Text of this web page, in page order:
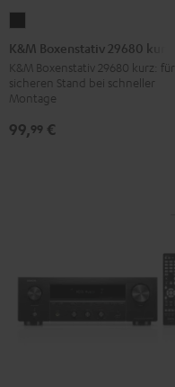
Boxenstativ
29680
kurz
Schwarz
K&M Boxenstativ 29680 kurz
K&M Boxenstativ 29680 kurz: für
sicheren Stand bei schneller
Montage
99,99 €